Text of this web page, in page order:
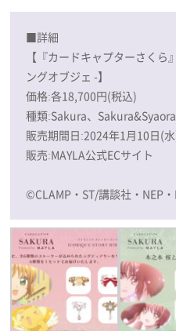
■詳細
【『カードキャプターさくら
ングオブジェ -】
価格:各18,700円(税込)
種類:Sakura、
販売期間日:2024年1月10日(
販売:MAYLA公式ECサイト
©CLAMP・ST/講談社・NEP